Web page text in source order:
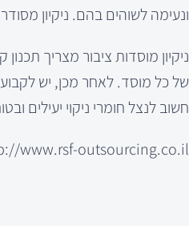
ונעימה לשוהים בהם. ניקיון
ניקיון מוסדות ציבור מצריך
של כל מוסד. לאחר מכן, יש לקבוע
חשוב לנצל חומרי ניקוי יעילים
www.rsf-outsourcing.co.il